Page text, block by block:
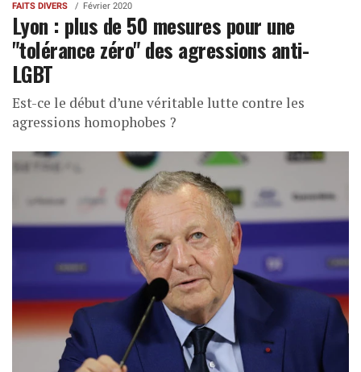
FAITS DIVERS Février 2020
Lyon : plus de 50 mesures pour une
"tolérance zéro" des agressions anti-
LGBT
Est-ce le début d’une véritable lutte contre les
agressions homophobes ?